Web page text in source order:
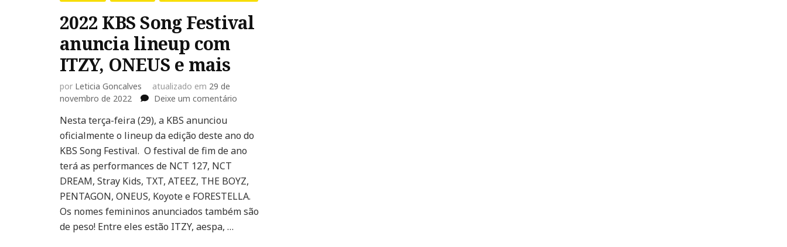
2022 KBS Song Festival
anuncia lineup com
ITZY, ONEUS e mais
por Leticia Goncalves atualizado em 29 de
novembro de 2022
Deixe um comentário
Song
Festival
com
ITZY,
ONEUS
Nesta terça-feira (29), a KBS anunciou
oficialmente o lineup da edição deste ano do
KBS Song Festival. O festival de fim de ano
terá as performances de NCT 127, NCT
DREAM, Stray Kids, TXT, ATEEZ, THE BOYZ,
PENTAGON, ONEUS, Koyote e FORESTELLA.
Os nomes femininos anunciados também são
de peso! Entre eles estão ITZY, aespa, …